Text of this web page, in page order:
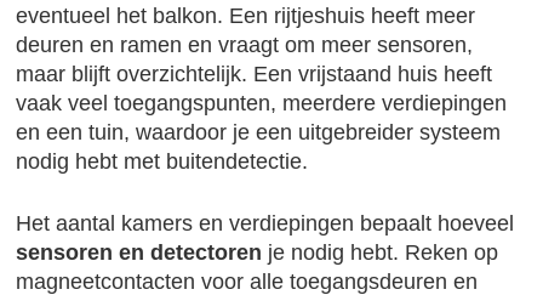
eventueel het balkon. Een rijtjeshuis heeft meer
deuren en ramen en vraagt om meer sensoren,
maar blijft overzichtelijk. Een vrijstaand huis heeft
vaak veel toegangspunten, meerdere verdiepingen
en een tuin, waardoor je een uitgebreider systeem
nodig hebt met buitendetectie.
Het aantal kamers en verdiepingen bepaalt hoeveel
sensoren en detectoren je nodig hebt. Reken op
magneetcontacten voor alle toegangsdeuren en